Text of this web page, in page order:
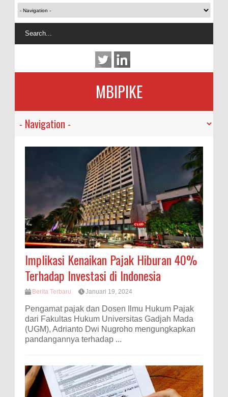
MBIPIKE
Implikasi Kenaikan Pajak Hiburan 40%
Terhadap Investasi di Indonesia
Berita Terbaru Januari 19, 2024
Pengamat pajak dan Dosen Ilmu Hukum Pajak
dari Fakultas Hukum Universitas Gadjah Mada
(UGM), Adrianto Dwi Nugroho mengungkapkan
pandangannya terhadap ...